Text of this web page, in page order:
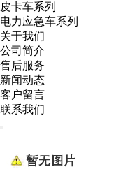
皮卡车系列
电力应急车系列
关于我们
公司简介
售后服务
新闻动态
客户留言
联系我们